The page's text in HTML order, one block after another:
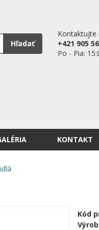
Hľadať
Kontaktujte
+421 905
Po - Pia:
KONTAKT
Kód